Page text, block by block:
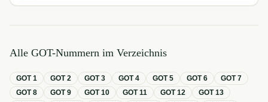
Alle GOT-Nummern im Verzeichnis
GOT1 GOT2 GOT3 GOT4 GOT5 GOT6 GOT7
GOT8 GOT9 GOT10 GOT11 GOT12 GOT13